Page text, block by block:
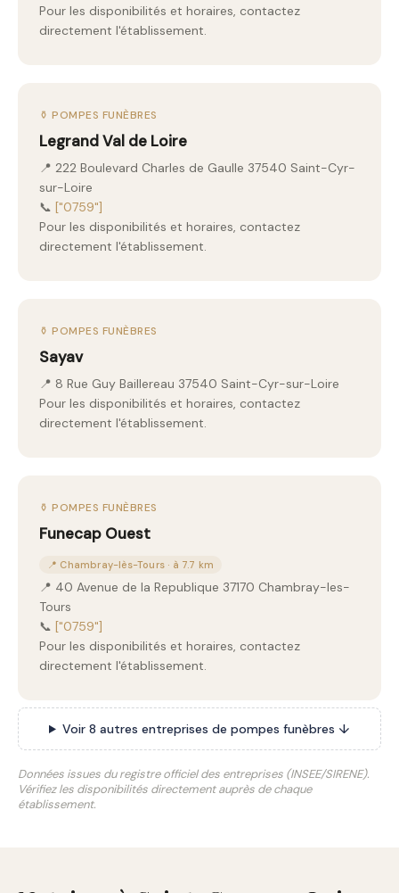
Pour les disponibilités et horaires, contactez
directement l'établissement.
⚱️ POMPES FUNÈBRES
Legrand Val de Loire
📍 222 Boulevard Charles de Gaulle 37540 Saint-Cyr-
sur-Loire
📞 ["0759"]
Pour les disponibilités et horaires, contactez
directement l'établissement.
⚱️ POMPES FUNÈBRES
Sayav
📍 8 Rue Guy Baillereau 37540 Saint-Cyr-sur-Loire
Pour les disponibilités et horaires, contactez
directement l'établissement.
⚱️ POMPES FUNÈBRES
Funecap Ouest
📍 Chambray-lès-Tours · à 7.7 km
📍 40 Avenue de la Republique 37170 Chambray-les-
Tours
📞 ["0759"]
Pour les disponibilités et horaires, contactez
directement l'établissement.
Voir 8 autres entreprises de pompes funèbres ↓
Données issues du registre officiel des entreprises (INSEE/SIRENE).
Vérifiez les disponibilités directement auprès de chaque
établissement.